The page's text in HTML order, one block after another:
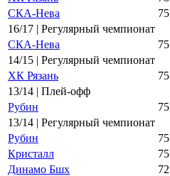
СКА-Нева
75
16/17 | Регулярный чемпионат
СКА-Нева
75
14/15 | Регулярный чемпионат
ХК Рязань
75
13/14 | Плей-офф
Рубин
75
13/14 | Регулярный чемпионат
Рубин
75
Кристалл
75
Динамо Бшх
72